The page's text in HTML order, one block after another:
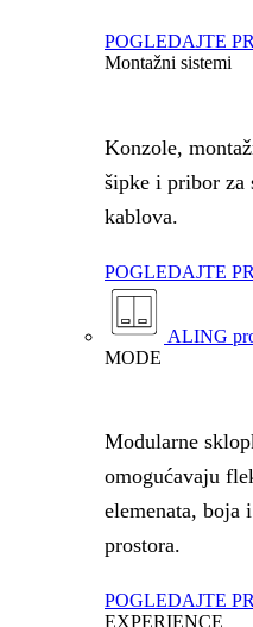
POGLEDAJTE
Montažni sistemi
Konzole,
šipke i pribor za
kablova.
POGLEDAJTE
ALING
MODE
Modularne
omogućavaju
elemenata, boja
prostora.
POGLEDAJTE
EXPERIENCE